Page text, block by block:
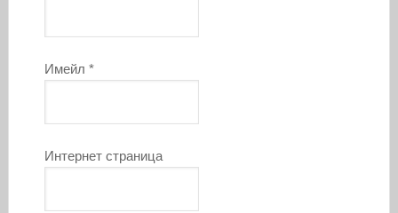
Имейл *
Интернет страница